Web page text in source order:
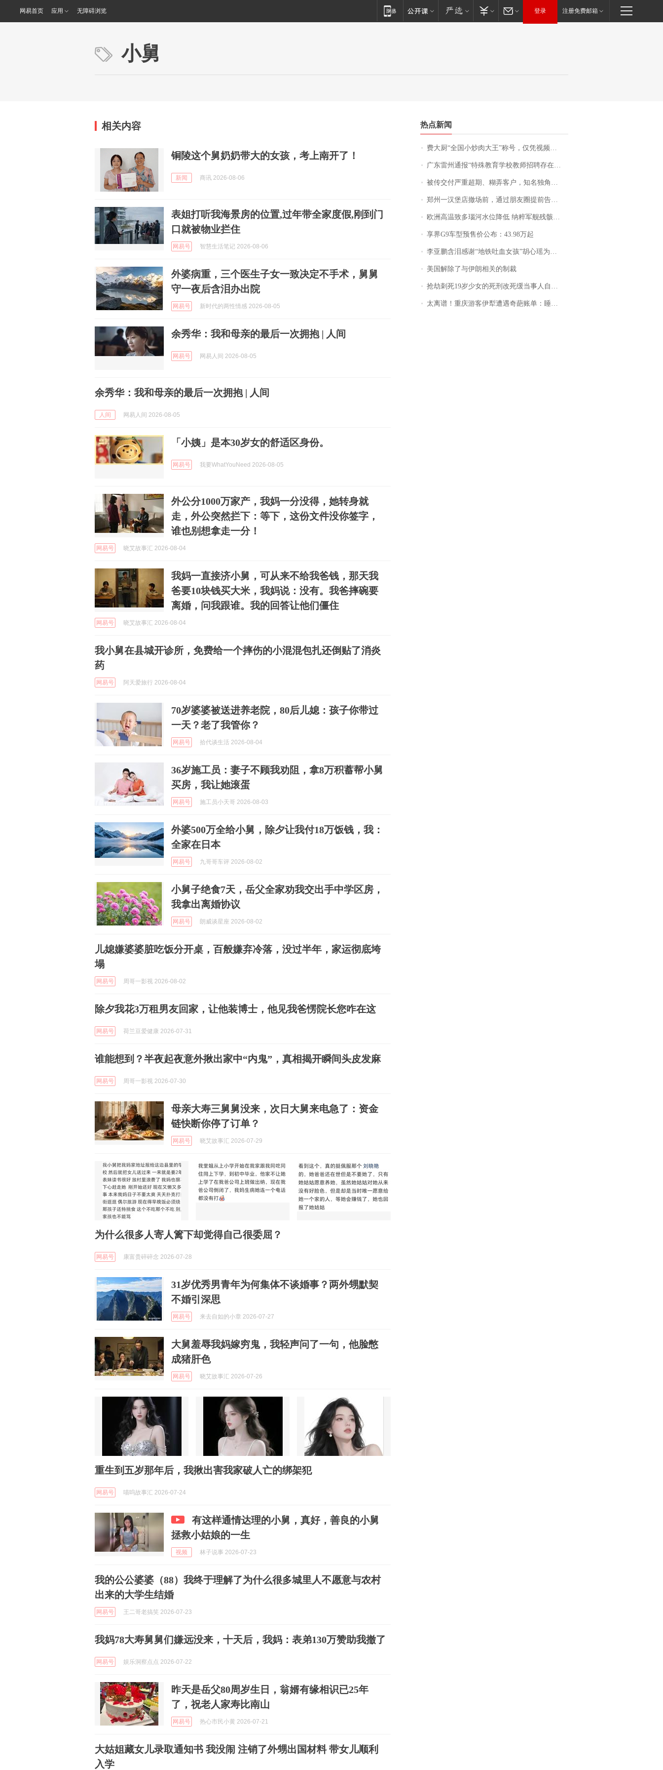
网易首页 应用 无障碍浏览 登录 注册免费邮箱
小舅
相关内容
铜陵这个舅奶奶带大的女孩，考上南开了！
新闻 商讯 2026-08-06
表姐打听我海景房的位置,过年带全家度假,刚到门
口就被物业拦住
网易号 智慧生活笔记 2026-08-06
外婆病重，三个医生子女一致决定不手术，舅舅
守一夜后含泪办出院
网易号 新时代的两性情感 2026-08-05
余秀华：我和母亲的最后一次拥抱 | 人间
网易号 网易人间 2026-08-05
余秀华：我和母亲的最后一次拥抱 | 人间
人间 网易人间 2026-08-05
「小姨」是本30岁女的舒适区身份。
网易号 我要WhatYouNeed 2026-08-05
外公分1000万家产，我妈一分没得，她转身就
走，外公突然拦下：等下，这份文件没你签字，
谁也别想拿走一分！
网易号 晓艾故事汇 2026-08-04
我妈一直接济小舅，可从来不给我爸钱，那天我
爸要10块钱买大米，我妈说：没有。我爸摔碗要
离婚，问我跟谁。我的回答让他们僵住
网易号 晓艾故事汇 2026-08-04
我小舅在县城开诊所，免费给一个摔伤的小混混包扎还倒贴了消炎
药
网易号 阿天爱旅行 2026-08-04
70岁婆婆被送进养老院，80后儿媳：孩子你带过
一天？老了我管你？
网易号 拾代谈生活 2026-08-04
36岁施工员：妻子不顾我劝阻，拿8万积蓄帮小舅
买房，我让她滚蛋
网易号 施工员小天哥 2026-08-03
外婆500万全给小舅，除夕让我付18万饭钱，我：
全家在日本
网易号 九哥哥车评 2026-08-02
小舅子绝食7天，岳父全家劝我交出手中学区房，
我拿出离婚协议
网易号 朗威谈星座 2026-08-02
儿媳嫌婆婆脏吃饭分开桌，百般嫌弃冷落，没过半年，家运彻底垮
塌
网易号 周哥一影视 2026-08-02
除夕我花3万租男友回家，让他装博士，他见我爸愣院长您咋在这
网易号 荷兰豆爱健康 2026-07-31
谁能想到？半夜起夜意外揪出家中“内鬼”，真相揭开瞬间头皮发麻
网易号 周哥一影视 2026-07-30
母亲大寿三舅舅没来，次日大舅来电急了：资金
链快断你停了订单？
网易号 晓艾故事汇 2026-07-29
为什么很多人寄人篱下却觉得自己很委屈？
网易号 康富贵碎碎念 2026-07-28
31岁优秀男青年为何集体不谈婚事？两外甥默契
不婚引深思
网易号 来去自如的小章 2026-07-27
大舅羞辱我妈嫁穷鬼，我轻声问了一句，他脸憋
成猪肝色
网易号 晓艾故事汇 2026-07-26
重生到五岁那年后，我揪出害我家破人亡的绑架犯
网易号 喵呜故事汇 2026-07-24
有这样通情达理的小舅，真好，善良的小舅
拯救小姑娘的一生
视频 林子说事 2026-07-23
我的公公婆婆（88）我终于理解了为什么很多城里人不愿意与农村
出来的大学生结婚
网易号 王二哥老搞笑 2026-07-23
我妈78大寿舅舅们嫌远没来，十天后，我妈：表弟130万赞助我撤了
网易号 娱乐洞察点点 2026-07-22
昨天是岳父80周岁生日，翁婿有缘相识已25年
了，祝老人家寿比南山
网易号 热心市民小黄 2026-07-21
大姑姐藏女儿录取通知书 我没闹 注销了外甥出国材料 带女儿顺利
入学
热点新闻
费大厨“全国小炒肉大王”称号，仅凭视频评出？中国烹饪协会回应
广东雷州通报“特殊教育学校教师招聘存在违规行为”：已启动问责程序 副校长被停职
被传交付严重超期、糊弄客户，知名独角兽车企创始人回应：都没证据，将依法采取措施，“本人长期与美国交管局保持沟通，对方表示肯定”
郑州一汉堡店撤场前，通过朋友圈提前告知逐一退费，有顾客仅剩1元也全被退回，分文不少；顾客：言而有信，让人感动
欧洲高温致多瑙河水位降低 纳粹军舰残骸重见天日
享界G9车型预售价公布：43.98万起
李亚鹏含泪感谢“地铁吐血女孩”胡心瑶为嫣然天使捐99999元：这份捐赠太沉重，尊重其捐赠意愿，个人向胡心瑶和她的病友之家各捐赠99999元
美国解除了与伊朗相关的制裁
抢劫刺死19岁少女的死刑改死缓当事人自述：出狱11年间始终刻意躲避被害人家属
太离谱！重庆游客伊犁遭遇奇葩账单：睡自己车里，被酒店收了150元“住宿费”